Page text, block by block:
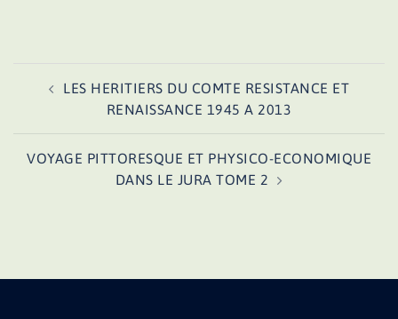
d’articleLES HERITIERS DU COMTE RESISTANCE ET
RENAISSANCE 1945 A 2013
VOYAGE PITTORESQUE ET PHYSICO-ECONOMIQUE
DANS LE JURA TOME 2